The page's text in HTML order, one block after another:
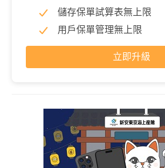
儲存保單試算表無上限
用戶保單管理無上限
立即升級